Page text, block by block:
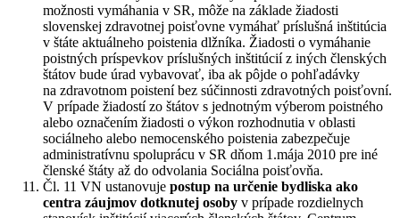
možnosti vymáhania v SR, môže na základe žiadosti
slovenskej zdravotnej poisťovne vymáhať príslušná inštitúcia
v štáte aktuálneho poistenia dlžníka. Žiadosti o vymáhanie
poistných príspevkov príslušných inštitúcií z iných členských
štátov bude úrad vybavovať, iba ak pôjde o pohľadávky
na zdravotnom poistení bez súčinnosti zdravotných poisťovní.
V prípade žiadostí zo štátov s jednotným výberom poistného
alebo označením žiadosti o výkon rozhodnutia v oblasti
sociálneho alebo nemocenského poistenia zabezpečuje
administratívnu spoluprácu v SR dňom 1.mája 2010 pre iné
členské štáty až do odvolania Sociálna poisťovňa.
Čl. 11 VN ustanovuje postup na určenie bydliska ako
centra záujmov dotknutej osoby v prípade rozdielnych